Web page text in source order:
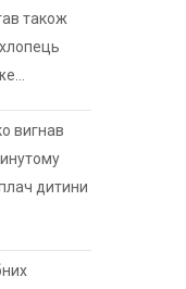
також
вигнав
дитини